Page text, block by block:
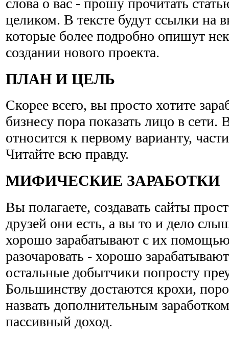
слова о вас - прошу прочитать
целиком. В тексте будут ссылки на
которые более подробно опишут
создании нового проекта.
ПЛАН И ЦЕЛЬ
Скорее всего, вы просто хотите
бизнесу пора показать лицо в сети.
относится к первому варианту,
Читайте всю правду.
МИФИЧЕСКИЕ ЗАРАБОТКИ
Вы полагаете, создавать сайты
друзей они есть, а вы то и дело
хорошо зарабатывают с их
разочаровать - хорошо
остальные добытчики попросту
Большинству достаются крохи,
назвать дополнительным
пассивный доход.